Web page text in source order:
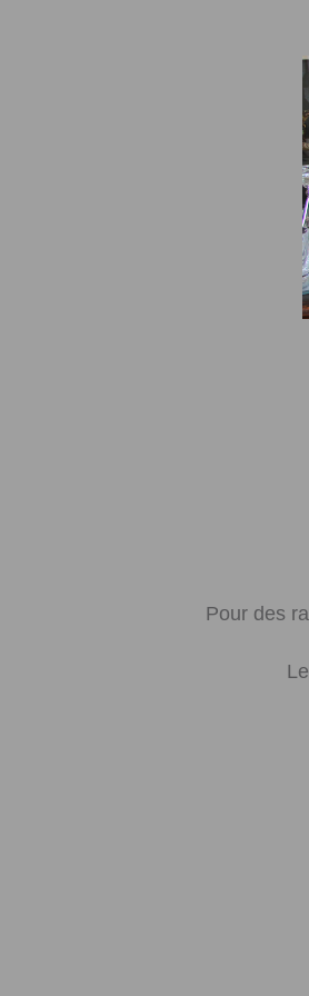
Pour des